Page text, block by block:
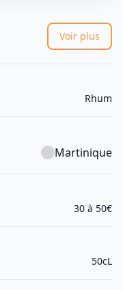
Voir plus
Rhum
Martinique
30 à 50€
50cL